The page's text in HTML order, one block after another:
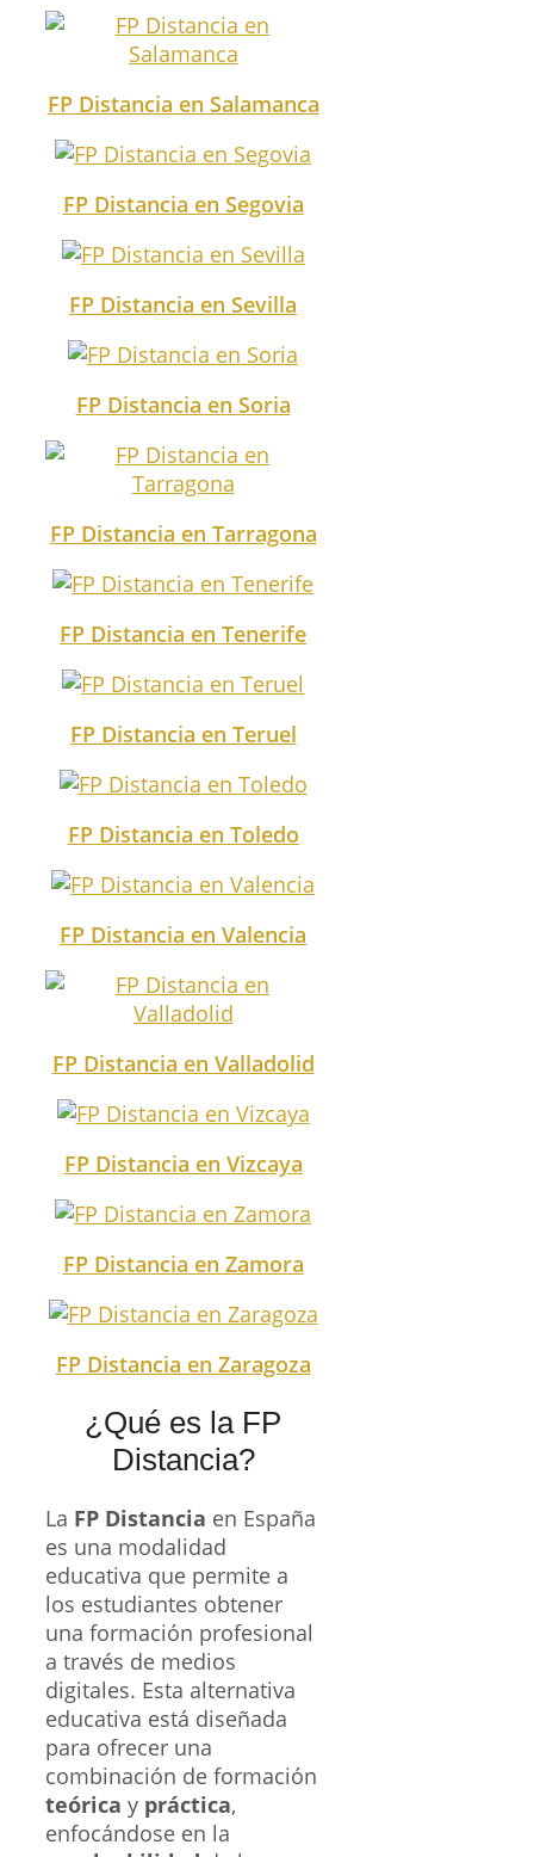
FP Distancia en Salamanca
FP Distancia en Segovia
FP Distancia en Sevilla
FP Distancia en Soria
FP Distancia en Tarragona
FP Distancia en Tenerife
FP Distancia en Teruel
FP Distancia en Toledo
FP Distancia en Valencia
FP Distancia en Valladolid
FP Distancia en Vizcaya
FP Distancia en Zamora
FP Distancia en Zaragoza
¿Qué es la FP
Distancia?
La FP Distancia en España
es una modalidad
educativa que permite a
los estudiantes obtener
una formación profesional
a través de medios
digitales. Esta alternativa
educativa está diseñada
para ofrecer una
combinación de formación
teórica y práctica,
enfocándose en la